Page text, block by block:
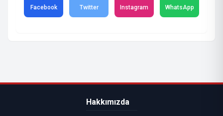
Facebook Twitter Instagram WhatsApp
Hakkımızda